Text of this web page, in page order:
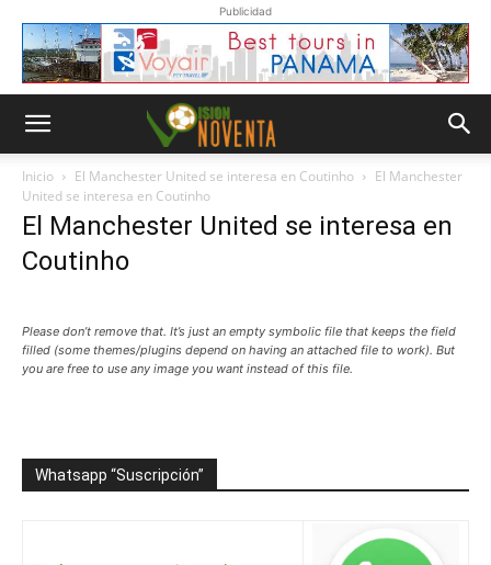
Publicidad
Inicio El Manchester United se interesa en Coutinho
El Manchester
United se interesa en Coutinho
El Manchester United se interesa en
Coutinho
Please don’t remove that. It’s just an empty symbolic file that keeps the field
filled (some themes/plugins depend on having an attached file to work). But
you are free to use any image you want instead of this file.
Whatsapp “Suscripción”